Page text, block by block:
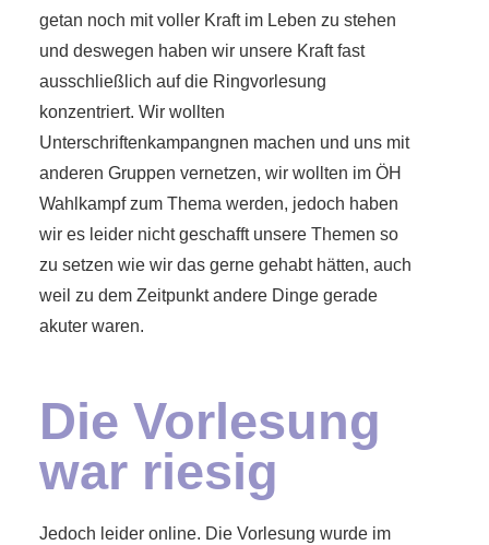
getan noch mit voller Kraft im Leben zu stehen
und deswegen haben wir unsere Kraft fast
ausschließlich auf die Ringvorlesung
konzentriert. Wir wollten
Unterschriftenkampangnen machen und uns mit
anderen Gruppen vernetzen, wir wollten im ÖH
Wahlkampf zum Thema werden, jedoch haben
wir es leider nicht geschafft unsere Themen so
zu setzen wie wir das gerne gehabt hätten, auch
weil zu dem Zeitpunkt andere Dinge gerade
akuter waren.
Die Vorlesung
war riesig
Jedoch leider online. Die Vorlesung wurde im